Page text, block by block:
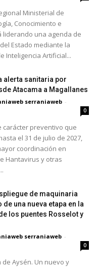
Ministerial de
Conocimiento e
liderando una agenda de
Estado mediante la
Inteligencia Artificial...
alerta sanitaria por
Atacama a Magallanes
serraniaweb -
0
carácter preventivo que
el 31 de julio de 2027,
coordinación en
Hantavirus y otras
de maquinaria
una nueva etapa en la
los puentes Rosselot y
serraniaweb -
0
de Aysén. Un nuevo y